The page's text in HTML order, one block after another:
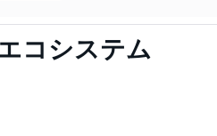
コシステム